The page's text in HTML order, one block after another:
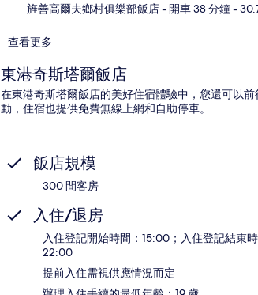
旌善高爾夫鄉村俱樂部飯店- 開車 38 分鐘-
查看更多
東港奇斯塔爾飯店
在東港奇斯塔爾飯店的美好住宿體驗中，您還可以
動，住宿也提供免費無線上網和自助停車。
飯店規模
300 間客房
入住/退房
入住登記開始時間：15:00；入住登記結束時
22:00
提前入住需視供應情況而定